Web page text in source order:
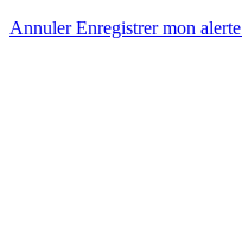
AnnulerEnregistrer mon alerte